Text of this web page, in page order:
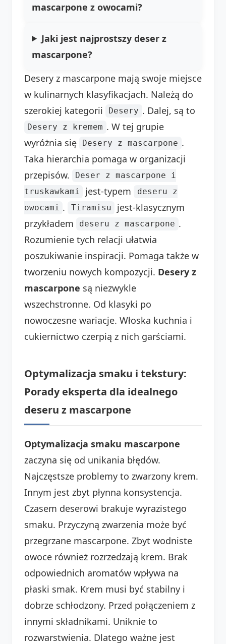
mascarpone z owocami?
Jaki jest najprostszy deser z
mascarpone?
Desery z mascarpone mają swoje miejsce
w kulinarnych klasyfikacjach. Należą do
szerokiej kategorii
Desery . Dalej, są to
Desery z kremem . W tej grupie
wyróżnia się
Desery z mascarpone .
Taka hierarchia pomaga w organizacji
przepisów.
Deser z mascarpone i
truskawkami
jest-typem
deseru z
owocami . Tiramisu
jest-klasycznym
przykładem
deseru z mascarpone .
Rozumienie tych relacji ułatwia
poszukiwanie inspiracji. Pomaga także w
tworzeniu nowych kompozycji. Desery z
mascarpone są niezwykle
wszechstronne. Od klasyki po
nowoczesne wariacje. Włoska kuchnia i
cukiernictwo czerpią z nich garściami.
Optymalizacja smaku i tekstury:
Porady eksperta dla idealnego
deseru z mascarpone
Optymalizacja smaku mascarpone
zaczyna się od unikania błędów.
Najczęstsze problemy to zwarzony krem.
Innym jest zbyt płynna konsystencja.
Czasem deserowi brakuje wyrazistego
smaku. Przyczyną zwarzenia może być
przegrzane mascarpone. Zbyt wodniste
owoce również rozrzedzają krem. Brak
odpowiednich aromatów wpływa na
płaski smak. Krem musi być stabilny i
dobrze schłodzony. Przed połączeniem z
innymi składnikami. Uniknie to
rozwarstwienia. Dlatego ważne jest